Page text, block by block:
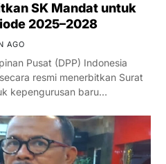
SK Mandat untuk
2025–2028
AGO
Pusat (DPP) Indonesia
resmi menerbitkan Surat
kepengurusan baru…